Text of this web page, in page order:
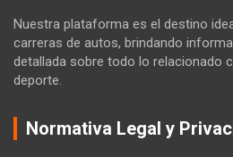
Nuestra plataforma es el destino
carreras de autos, brindando
detallada sobre todo lo relacionado
deporte.
Normativa Legal y